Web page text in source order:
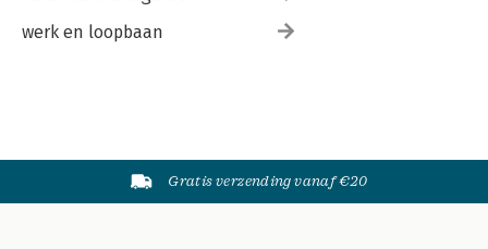
werk en loopbaan
Gratis verzending vanaf €20